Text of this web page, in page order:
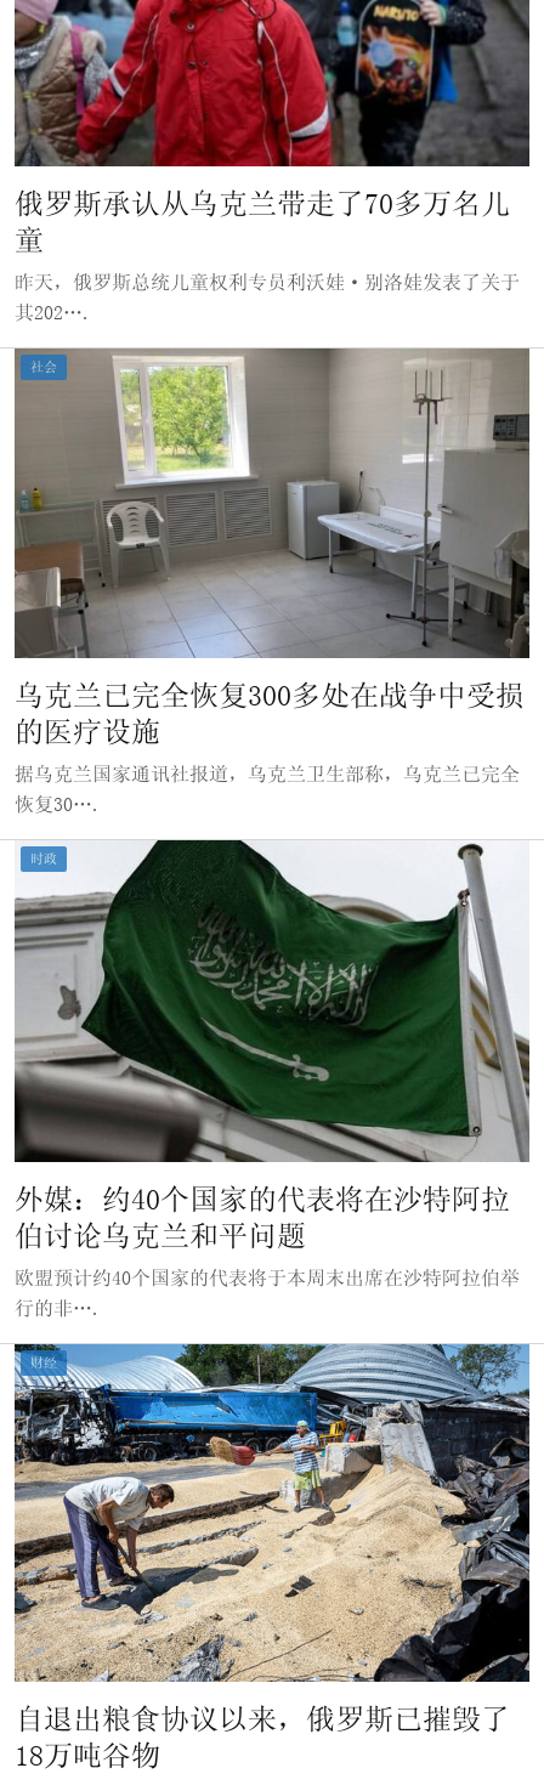
俄罗斯承认从乌克兰带走了70多万名儿
童
昨天，俄罗斯总统儿童权利专员利沃娃·别洛娃发表了关于
其202….
社会
乌克兰已完全恢复300多处在战争中受损
的医疗设施
据乌克兰国家通讯社报道，乌克兰卫生部称，乌克兰已完全
恢复30….
时政
外媒：约40个国家的代表将在沙特阿拉
伯讨论乌克兰和平问题
欧盟预计约40个国家的代表将于本周末出席在沙特阿拉伯举
行的非….
财经
自退出粮食协议以来，俄罗斯已摧毁了
18万吨谷物